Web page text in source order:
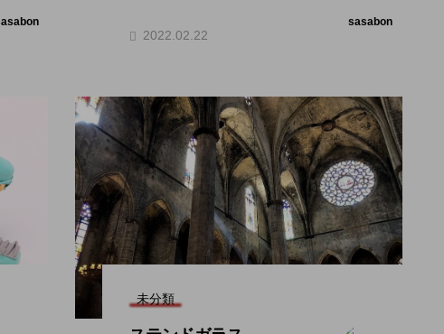
sasabon
2022.02.22
未分類